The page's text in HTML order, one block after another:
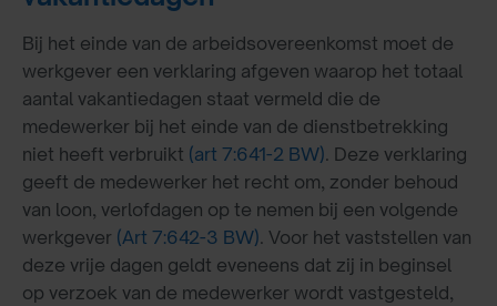
Bij het einde van de arbeidsovereenkomst moet de
werkgever een verklaring afgeven waarop het totaal
aantal vakantiedagen staat vermeld die de
medewerker bij het einde van de dienstbetrekking
niet heeft verbruikt (art 7:641-2 BW). Deze verklaring
geeft de medewerker het recht om, zonder behoud
van loon, verlofdagen op te nemen bij een volgende
werkgever (Art 7:642-3 BW). Voor het vaststellen van
deze vrije dagen geldt eveneens dat zij in beginsel
op verzoek van de medewerker wordt vastgesteld,